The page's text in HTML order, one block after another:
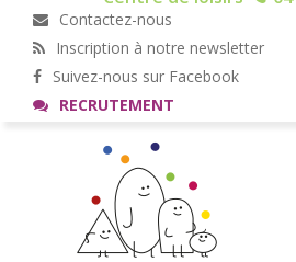
Contactez-nous
Inscription à notre newsletter
Suivez-nous sur Facebook
RECRUTEMENT